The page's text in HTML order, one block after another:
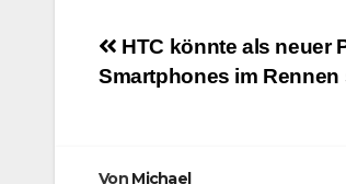
HTC könnte als neuer
Smartphones im Rennen
Von Michael